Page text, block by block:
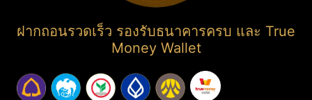
ฝากถอนรวดเร็ว รองรับธนาคารครบ และ True
Money Wallet